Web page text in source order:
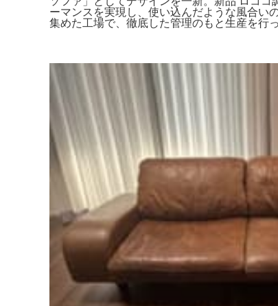
ーマンスを実現し、使い込んだような風合い
集めた工場で、徹底した管理のもと生産を行